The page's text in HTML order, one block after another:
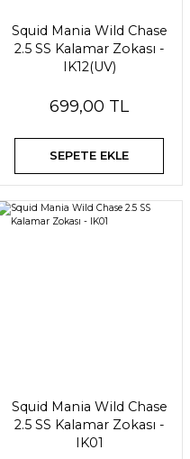
Squid Mania Wild Chase
2.5 SS Kalamar Zokası -
IK12(UV)
699,00 TL
SEPETE EKLE
Squid Mania Wild Chase
2.5 SS Kalamar Zokası -
IK01